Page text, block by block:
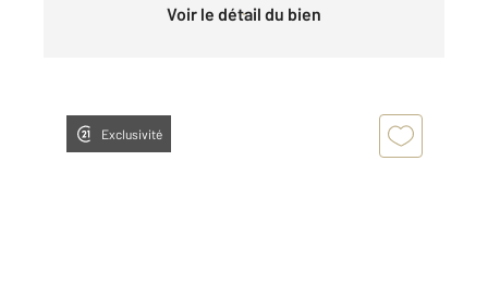
Voir le détail du bien
Exclusivité